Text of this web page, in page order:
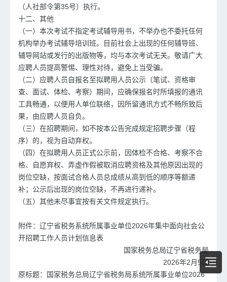
（人社部令第35号）执行。
十二、其他
（一）本次考试不指定考试辅导用书，不举办也不委托任何
机构举办考试辅导培训班。目前社会上出现的任何辅导班、
辅导网站或发行的出版物等，均与本次考试无关。敬请广大
应聘人员提高警惕、理性对待，避免上当受骗。
（二）应聘人员自报名至拟聘用人员公示（笔试、资格审
查、面试、体检、考察）期间，应确保报名时所填报的通讯
工具畅通，以便用人单位联络，因所留通讯方式不畅所致后
果，由应聘人员自负。
（三）在招聘期间，如不按本公告完成规定招聘步骤（程
序）的，视为自动弃权。
（四）在拟聘用人员正式公示前，因体检不合格、考察不合
格、自愿弃权、弄虚作假被取消应聘资格及其他原因出现的
岗位空缺，按面试合格人员总成绩从高到低的顺序等额递
补；公示后出现的岗位空缺，不再进行递补。
（五）其他未尽事宜按有关文件规定执行。
附件： 辽宁省税务系统所属事业单位2026年集中面向社会公
开招聘工作人员计划信息表
国家税务总局辽宁省税务局
2026年2月5日
原标题：国家税务总局辽宁省税务局系统所属事业单位2026